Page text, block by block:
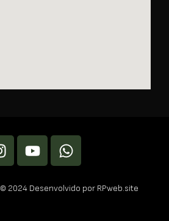
© 2024 Desenvolvido por RPweb.site